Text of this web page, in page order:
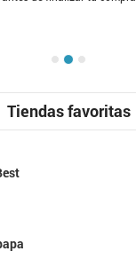
Tiendas favoritas